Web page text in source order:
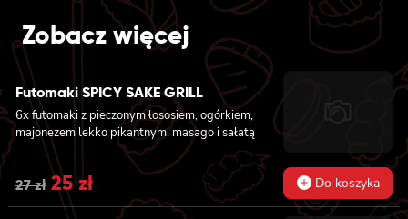
Zobacz więcej
Futomaki SPICY SAKE GRILL
6x futomaki z pieczonym łososiem, ogórkiem,
majonezem lekko pikantnym, masago i sałatą
27zł Original
price
25zł Current
price
Do koszyka